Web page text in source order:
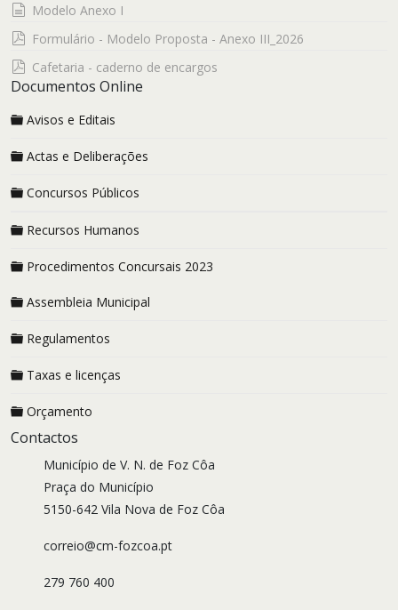
documento
Modelo Anexo I
pdf
Formulário - Modelo Proposta - Anexo III_2026
pdf
Cafetaria - caderno de encargos
Documentos Online
Avisos e Editais
Actas e Deliberações
Concursos Públicos
Recursos Humanos
Procedimentos Concursais 2023
Assembleia Municipal
Regulamentos
Taxas e licenças
Orçamento
Contactos
Município de V. N. de Foz Côa
Praça do Município
5150-642 Vila Nova de Foz Côa
correio@cm-fozcoa.pt
279 760 400